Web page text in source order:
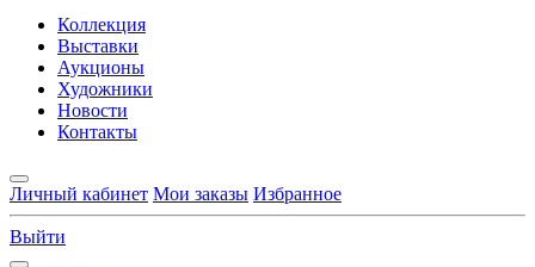
Коллекция
Выставки
Аукционы
Художники
Новости
Контакты
Личный кабинет Мои заказы Избранное
Выйти